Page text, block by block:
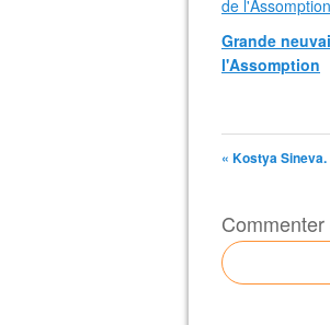
Grande
l'Assomption
« Kostya Sineva.